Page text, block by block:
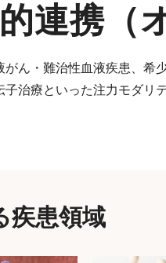
連携 （
ん・難治性血液疾患、
治療といった注力モダ
疾患領域